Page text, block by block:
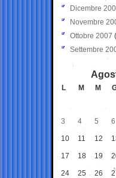
Dicembre
Novembre
Ottobre 2007
Settembre
L M M
3 4 5 6
10 11 12
17 18 19
24 25 26